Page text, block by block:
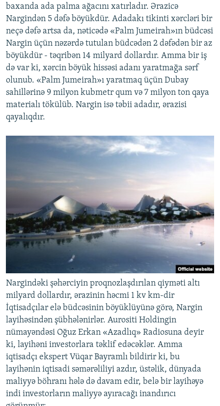
baxanda ada palma ağacını xatırladır. Ərazicə
Nargindən 5 dəfə böyükdür. Adadakı tikinti xərcləri bir
neçə dəfə artsa da, nəticədə «Palm Jumeirah»ın büdcəsi
Nargin üçün nəzərdə tutulan büdcədən 2 dəfədən bir az
böyükdür - təqribən 14 milyard dollardır. Amma bir iş
də var ki, xərcin böyük hissəsi adanı yaratmağa sərf
olunub. «Palm Jumeirah»ı yaratmaq üçün Dubay
sahillərinə 9 milyon kubmetr qum və 7 milyon ton qaya
materialı tökülüb. Nargin isə təbii adadır, ərazisi
qayalıqdır.
Nargindəki şəhərciyin proqnozlaşdırılan qiyməti altı
milyard dollardır, ərazinin həcmi 1 kv km-dir
İqtisadçılar elə büdcəsinin böyüklüyünə görə, Nargin
layihəsindən şübhələnirlər. Aurositi Holdingin
nümayəndəsi Oğuz Erkan «Azadlıq» Radiosuna deyir
ki, layihəni investorlara təklif edəcəklər. Amma
iqtisadçı ekspert Vüqar Bayramlı bildirir ki, bu
layihənin iqtisadi səmərəliliyi azdır, üstəlik, dünyada
maliyyə böhranı hələ də davam edir, belə bir layihəyə
indi investorların maliyyə ayıracağı inandırıcı